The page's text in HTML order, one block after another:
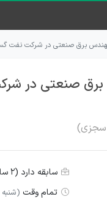
برق صنعتی در شرکت نفت
صنعتی در
سجزی)
سابقه دارد (۲ سال)
تمام وقت (شنبه تا